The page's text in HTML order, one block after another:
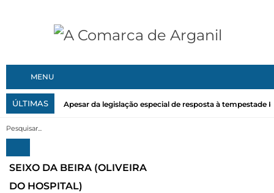
MENU
ÚLTIMAS Apesar da legislação especial de resposta à tempestade
SEIXO DA BEIRA (OLIVEIRA
DO HOSPITAL)